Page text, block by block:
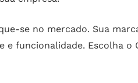
se no mercado. Sua
funcionalidade. Escolha o